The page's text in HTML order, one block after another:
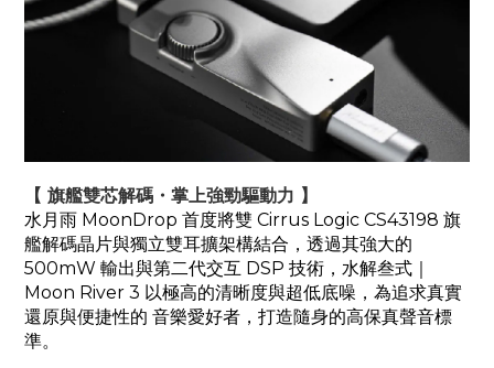
【 旗艦雙芯解碼・掌上強勁驅動力 】
水月雨 MoonDrop 首度將雙 Cirrus Logic CS43198 旗
艦解碼晶片與獨立雙耳擴架構結合，透過其強大的
500mW 輸出與第二代交互 DSP 技術，水解叁式｜
Moon River 3 以極高的清晰度與超低底噪，為追求真實
還原與便捷性的 音樂愛好者，打造隨身的高保真聲音標
準。